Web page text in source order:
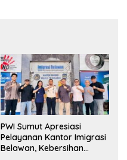
PWI Sumut Apresiasi
Pelayanan Kantor Imigrasi
Belawan, Kebersihan